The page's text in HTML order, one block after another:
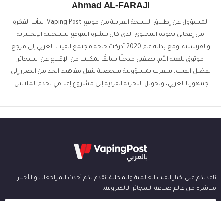
Ahmad AL-FARAJI
المسؤول عن إطلاق النسخة العربية من موقع Vaping Post. بدأت الفكرة
من إعجابي بجودة المحتوى الذي كان ينشره الموقع بنسختيه الإنجليزية
والفرنسية. ومع بداية عام 2020 أدركت حاجة مجتمع الفيب العربي إلى مرجع
موثوق بلغته الأم. بصفتي مدخنًا سابقًا تمكنت من الإقلاع عن السجائر
بفضل الفيب، شعرت بمسؤولية شخصية لنقل مفاهيم الحد من الضرر إلى
جمهورنا العربي، وتحويل التجربة الفردية إلى مشروع إعلامي يخدم الملايين.
نافذتكم على اخبار الفيب العالمية والمحلية. نقدم لكم أحدث المراجعات و الأخبار
مباشرة من عالم صناعة السجائر الالكترونية.